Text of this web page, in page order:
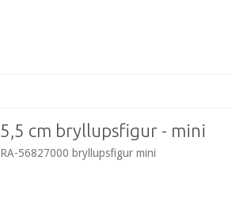
5,5 cm bryllupsfigur - mini
RA-56827000 bryllupsfigur mini